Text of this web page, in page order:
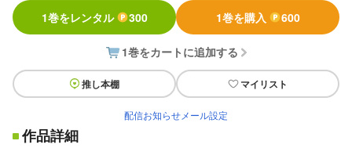
1巻をレンタル 300 1巻を購入 600
1巻をカートに追加する
推し本棚 マイリスト
配信お知らせメール設定
作品詳細